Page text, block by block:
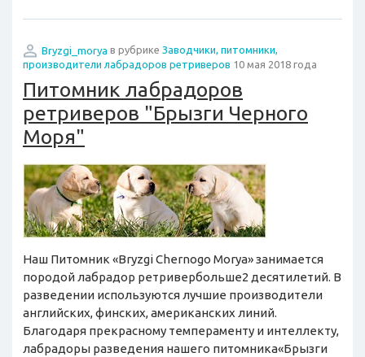
Bryzgi_morya в рубрике Заводчики, питомники,
производители лабрадоров ретриверов 10 мая 2018 года
Питомник лабрадоров
ретриверов "Брызги Черного
Моря"
Наш Питомник «Bryzgi Chernogo Morya» занимается
породой лабрадор ретривербольше2 десятилетий. В
разведении используются лучшие производители
английских, финских, американских линий.
Благодаря прекрасному темпераменту и интеллекту,
лабрадоры разведения нашего питомника«Брызги